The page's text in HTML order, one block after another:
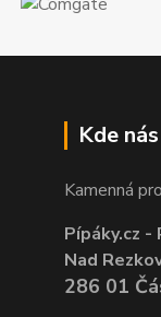
Kde
Kamenná
Pípáky.cz
Nad
286 01